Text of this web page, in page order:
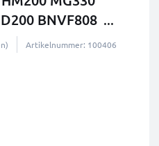
BNVF808 ...
Artikelnummer: 100406